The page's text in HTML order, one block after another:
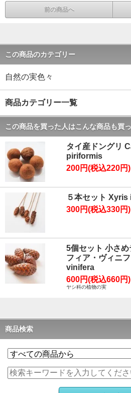
前の商品へ
この商品のカテゴリー
自然の実色々
商品カテゴリー一覧
この商品を買った人はこんな商品も買
タイ産ドングリ
piriformis
200円(税込220円)
５本セット
300円(税込330円)
5個セット 小さ
フィア・ヴィニ
vinifera
600円(税込660円)
ヤシ科の植物の実
商品検索